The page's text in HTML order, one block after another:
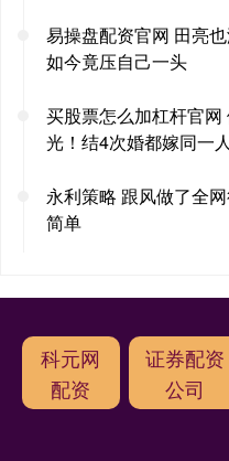
易操盘配资官网 田亮
如今竟压自己一头
买股票怎么加杠杆官
光！结4次婚都嫁同一
永利策略 跟风做了全
简单
科元网
配资
证券配资
公司